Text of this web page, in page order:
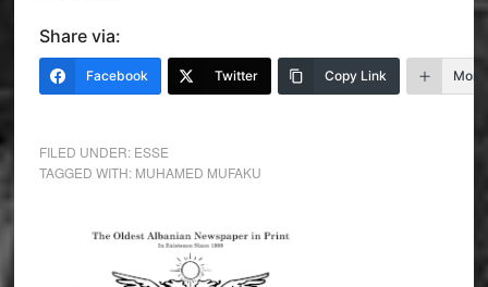
Share via:
Facebook Twitter Copy Link More
FILED UNDER: ESSE
TAGGED WITH: MUHAMED MUFAKU